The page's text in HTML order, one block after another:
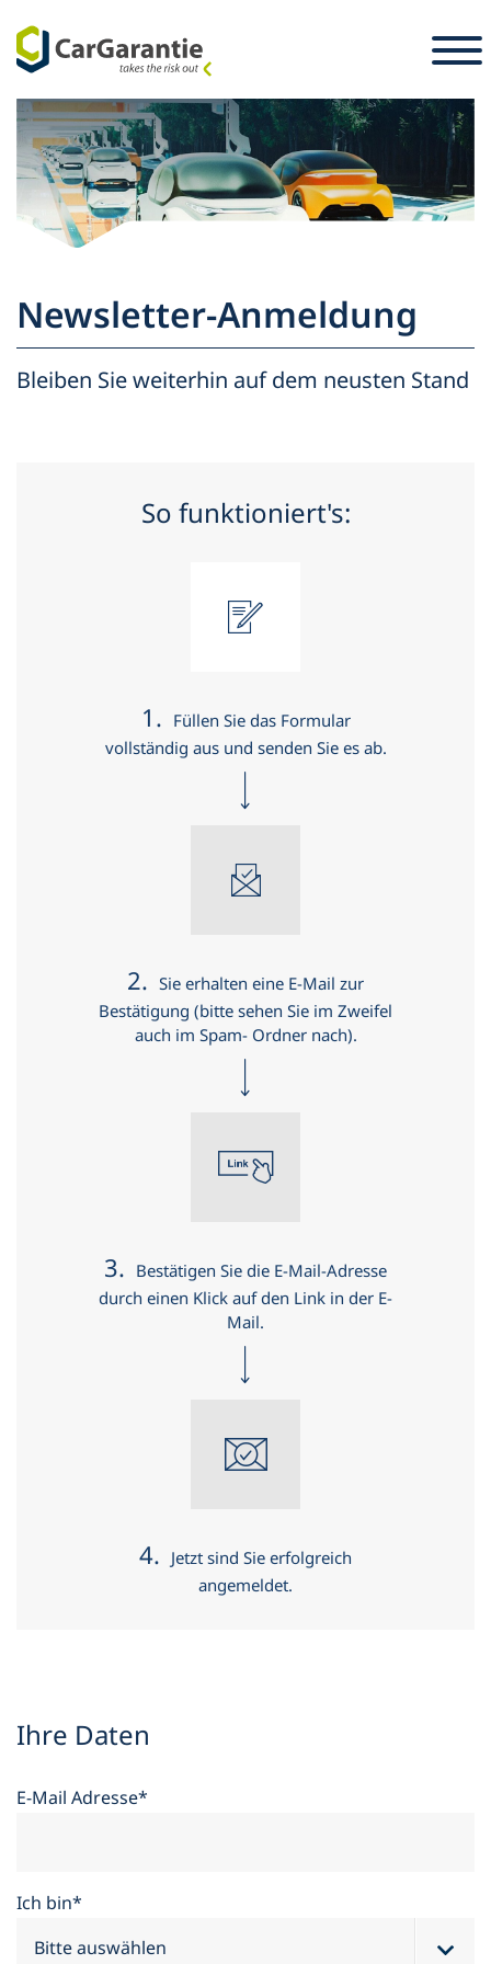
Zum Inhalt springen
Länderauswahl Sprachauswahl
Partner
Fahrzeughalter
Unternehmen
Karriere
Presse
Newsletter-Anmeldung
Bleiben Sie weiterhin auf dem neusten Stand
So funktioniert's:
1. Füllen Sie das Formular
vollständig aus und senden Sie es ab.
2. Sie erhalten eine E-Mail zur
Bestätigung (bitte sehen Sie im Zweifel
auch im Spam- Ordner nach).
3. Bestätigen Sie die E-Mail-Adresse
durch einen Klick auf den Link in der E-
Mail.
4. Jetzt sind Sie erfolgreich
angemeldet.
Ihre Daten
Newsletter Anmeldung Formular
E-Mail Adresse*
Ich bin*